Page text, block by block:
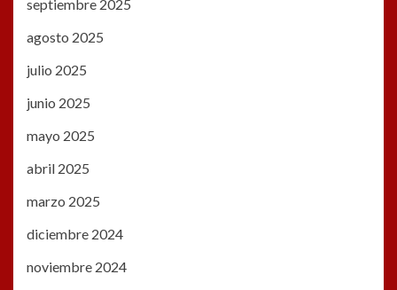
septiembre 2025
agosto 2025
julio 2025
junio 2025
mayo 2025
abril 2025
marzo 2025
diciembre 2024
noviembre 2024